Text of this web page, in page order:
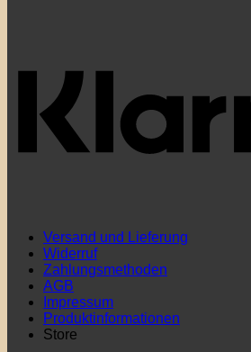
Versand und Lieferung
Widerruf
Zahlungsmethoden
AGB
Impressum
Produktinformationen
Store